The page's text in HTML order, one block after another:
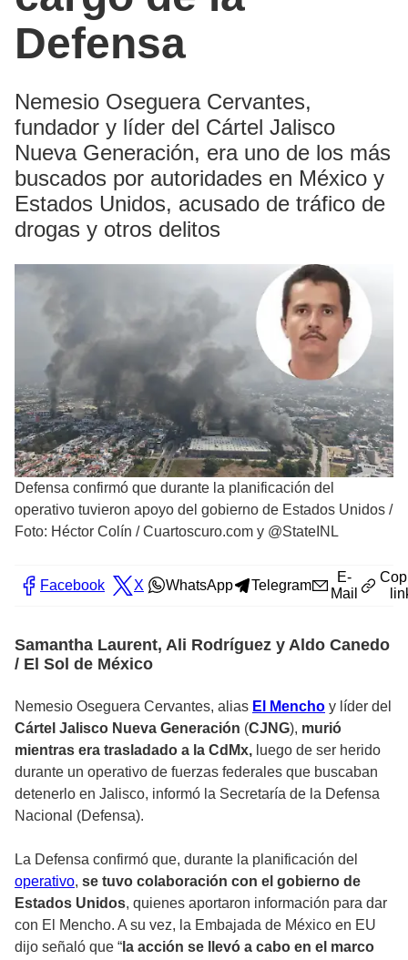
Defensa
Nemesio Oseguera Cervantes,
fundador y líder del Cártel Jalisco
Nueva Generación, era uno de los más
buscados por autoridades en México y
Estados Unidos, acusado de tráfico de
drogas y otros delitos
Defensa confirmó que durante la planificación del
operativo tuvieron apoyo del gobierno de Estados Unidos /
Foto: Héctor Colín / Cuartoscuro.com y @StateINL
Facebook X WhatsApp Telegram
E-
Mail
Samantha Laurent, Ali Rodríguez y Aldo Canedo
/ El Sol de México
Nemesio Oseguera Cervantes, alias El Mencho y líder del
Cártel Jalisco Nueva Generación (CJNG), murió
mientras era trasladado a la CdMx, luego de ser herido
durante un operativo de fuerzas federales que buscaban
detenerlo en Jalisco, informó la Secretaría de la Defensa
Nacional (Defensa).
La Defensa confirmó que, durante la planificación del
operativo, se tuvo colaboración con el gobierno de
Estados Unidos, quienes aportaron información para dar
con El Mencho. A su vez, la Embajada de México en EU
dijo señaló que “ la acción se llevó a cabo en el marco